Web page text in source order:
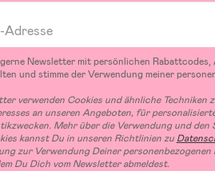
Newsletter mit persönlichen
und stimme der Verwendung meiner
verwenden Cookies und ähnliche
an unseren Angeboten, für
Mehr über die Verwendung und den
kannst Du in unseren Richtlinien zu
zur Verwendung Deiner
Du Dich vom Newsletter abmeldest.